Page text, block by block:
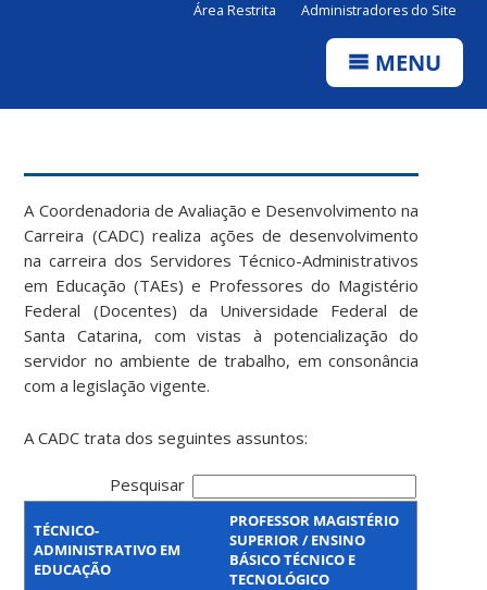
Área Restrita Administradores do Site
MENU
A Coordenadoria de Avaliação e Desenvolvimento na
Carreira (CADC) realiza ações de desenvolvimento
na carreira dos Servidores Técnico-Administrativos
em Educação (TAEs) e Professores do Magistério
Federal (Docentes) da Universidade Federal de
Santa Catarina, com vistas à potencialização do
servidor no ambiente de trabalho, em consonância
com a legislação vigente.
A CADC trata dos seguintes assuntos:
Pesquisar
TÉCNICO-
ADMINISTRATIVO EM
EDUCAÇÃO
PROFESSOR MAGISTÉRIO
SUPERIOR / ENSINO
BÁSICO TÉCNICO E
TECNOLÓGICO